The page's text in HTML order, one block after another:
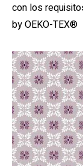
con los
by OEKO-TEX®